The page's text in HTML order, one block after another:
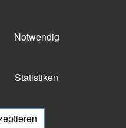
Notwendig
Statistiken